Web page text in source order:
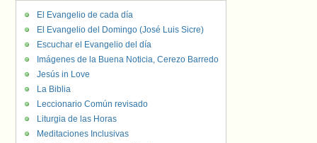
El Evangelio de cada día
El Evangelio del Domingo (José Luis Sicre)
Escuchar el Evangelio del día
Imágenes de la Buena Noticia, Cerezo Barredo
Jesús in Love
La Biblia
Leccionario Común revisado
Liturgia de las Horas
Meditaciones Inclusivas